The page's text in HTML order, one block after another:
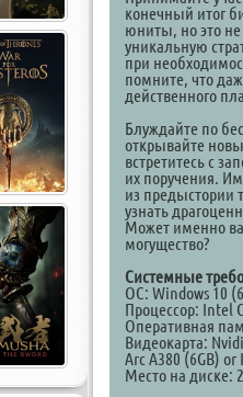
конечный итог
юниты, но это
уникальную
при
помните, что
действенного
Блуждайте по
открывайте
встретитесь с
их поручения.
из предыстории
узнать
Может именно
могущество?
Системные
ОС: Windows 10
Процессор: Intel
Оперативная
Видеокарта:
Arc A380 (6GB)
Место на диске: